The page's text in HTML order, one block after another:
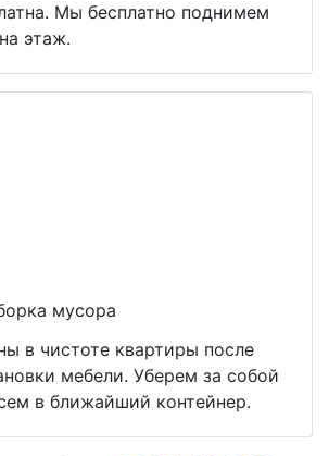
Мы бесплатно поднимем
этаж.
мусора
в чистоте квартиры после
мебели. Уберем за собой
в ближайший контейнер.